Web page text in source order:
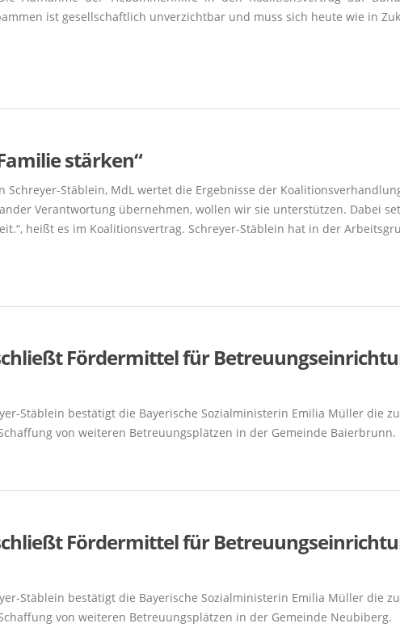
ist gesellschaftlich unverzichtbar und muss sich heute wie in
stärken“
Schreyer-Stäblein, MdL wertet die Ergebnisse der
Verantwortung übernehmen, wollen wir sie unterstützen. Dabei
heißt es im Koalitionsvertrag. Schreyer-Stäblein hat in der
Fördermittel für
Stäblein bestätigt die Bayerische Sozialministerin Emilia Müller die
von weiteren Betreuungsplätzen in der Gemeinde Baierbrunn.
Fördermittel für
Stäblein bestätigt die Bayerische Sozialministerin Emilia Müller die
von weiteren Betreuungsplätzen in der Gemeinde Neubiberg.